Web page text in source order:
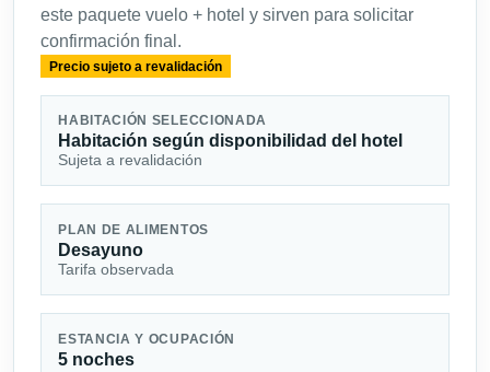
este paquete vuelo + hotel y sirven para solicitar
confirmación final.
Precio sujeto a revalidación
HABITACIÓN SELECCIONADA
Habitación según disponibilidad del hotel
Sujeta a revalidación
PLAN DE ALIMENTOS
Desayuno
Tarifa observada
ESTANCIA Y OCUPACIÓN
5 noches